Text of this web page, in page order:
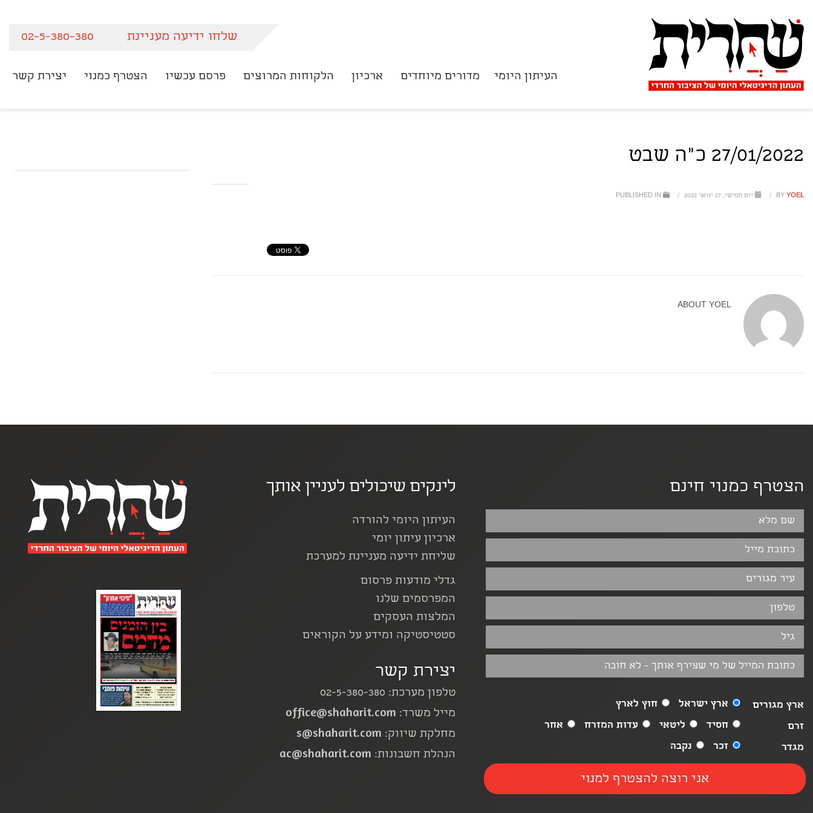
שלחו ידיעה מעניינת 02-5-380-380
העיתון היומי מדורים מיוחדים ארכיון הלקוחות המרוצים פרסם עכשיו הצטרף כמנוי יצירת קשר
27/01/2022 כ"ה שבט
BY YOEL
/ יום חמישי, 27 ינואר 2022 /
ABOUT YOEL
הצטרף כמנוי חינם
ארץ מגורים ארץ ישראל
חוץ לארץ
זרם
חסיד ליטאי עדות המזרח
אחר
מגדר
זכר נקבה
לינקים שיכולים לעניין אותך
העיתון היומי להורדה
ארכיון עיתון יומי
שליחת ידיעה מעניינת למערכת
גדלי מודעות פרסום
המפרסמים שלנו
המלצות העסקים
סטטיסטיקה ומידע על הקוראים
יצירת קשר
טלפון מערכת: 02-5-380-380
מייל משרד: office@shaharit.com
מחלקת שיווק: s@shaharit.com
הנהלת חשבונות: ac@shaharit.com